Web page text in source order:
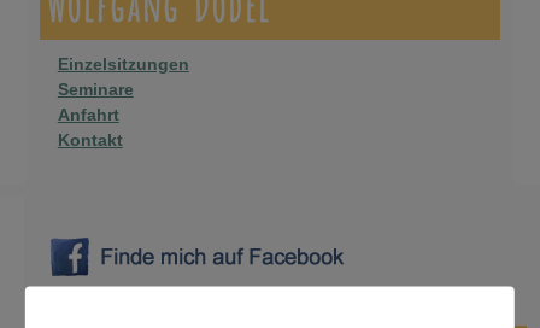
Einzelsitzungen
Seminare
Anfahrt
Kontakt